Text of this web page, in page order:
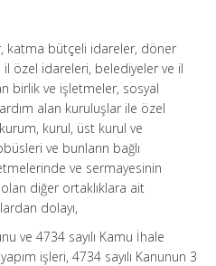
katma bütçeli idareler, döner
özel idareleri, belediyeler ve il
birlik ve işletmeler, sosyal
alan kuruluşlar ile özel
kurul, üst kurul ve
ve bunların bağlı
ve sermayesinin
diğer ortaklıklara ait
dolayı,
ve 4734 sayılı Kamu İhale
işleri, 4734 sayılı Kanunun 3